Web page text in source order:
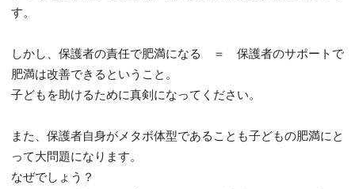
す。
しかし、保護者の責任で肥満になる ＝ 保護者のサポートで
肥満は改善できるということ。
子どもを助けるために真剣になってください。
また、保護者自身がメタボ体型であることも子どもの肥満にと
って大問題になります。
なぜでしょう？